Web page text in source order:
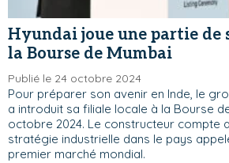
Hyundai joue une partie de
la Bourse de Mumbai
Publié le 24 octobre 2024
Pour préparer son avenir en Inde, le
a introduit sa filiale locale à la Bourse
octobre 2024. Le constructeur compte
stratégie industrielle dans le pays
premier marché mondial.